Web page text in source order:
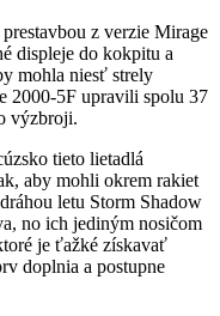
z verzie Mirage
displeje do kokpitu a
mohla niesť strely
2000-5F upravili spolu 37
výzbroji.
tieto lietadlá
aby mohli okrem rakiet
letu Storm Shadow
no ich jediným nosičom
je ťažké získavať
doplnia a postupne